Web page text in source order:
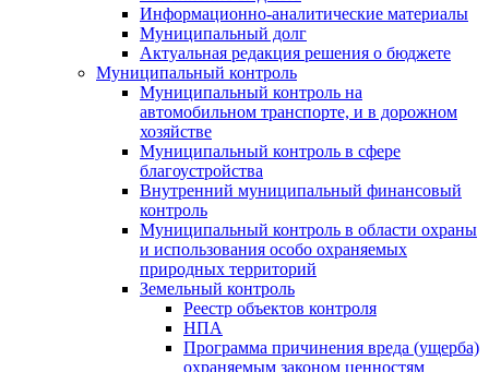
Информационно-аналитические материалы
Муниципальный долг
Актуальная редакция решения о бюджете
Муниципальный контроль
Муниципальный контроль на
автомобильном транспорте, и в дорожном
хозяйстве
Муниципальный контроль в сфере
благоустройства
Внутренний муниципальный финансовый
контроль
Муниципальный контроль в области охраны
и использования особо охраняемых
природных территорий
Земельный контроль
Реестр объектов контроля
НПА
Программа причинения вреда (ущерба)
охраняемым законом ценностям